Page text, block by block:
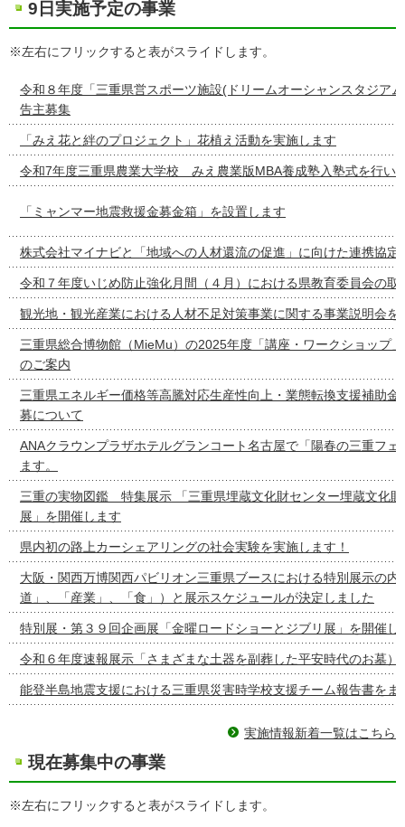
9日実施予定の事業
※左右にフリックすると表がスライドします。
令和８年度「三重県営スポーツ施設(ドリームオーシャンスタジア
告主募集
「みえ花と絆のプロジェクト」花植え活動を実施します
令和7年度三重県農業大学校 みえ農業版MBA養成塾入塾式を行い
「ミャンマー地震救援金募金箱」を設置します
株式会社マイナビと「地域への人材還流の促進」に向けた連携協定
令和７年度いじめ防止強化月間（４月）における県教育委員会の取
観光地・観光産業における人材不足対策事業に関する事業説明会を
三重県総合博物館（MieMu）の2025年度「講座・ワークショップ
のご案内
三重県エネルギー価格等高騰対応生産性向上・業態転換支援補助金
募について
ANAクラウンプラザホテルグランコート名古屋で「陽春の三重フェ
ます。
三重の実物図鑑 特集展示 「三重県埋蔵文化財センター埋蔵文化
展」を開催します
県内初の路上カーシェアリングの社会実験を実施します！
大阪・関西万博関西パビリオン三重県ブースにおける特別展示の内
道」、「産業」、「食」）と展示スケジュールが決定しました
特別展・第３９回企画展「金曜ロードショーとジブリ展」を開催し
令和６年度速報展示「さまざまな土器を副葬した平安時代のお墓）
能登半島地震支援における三重県災害時学校支援チーム報告書をま
実施情報新着一覧はこちら
現在募集中の事業
※左右にフリックすると表がスライドします。